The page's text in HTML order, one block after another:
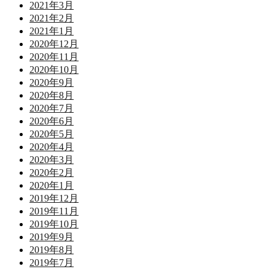
2021年3月
2021年2月
2021年1月
2020年12月
2020年11月
2020年10月
2020年9月
2020年8月
2020年7月
2020年6月
2020年5月
2020年4月
2020年3月
2020年2月
2020年1月
2019年12月
2019年11月
2019年10月
2019年9月
2019年8月
2019年7月